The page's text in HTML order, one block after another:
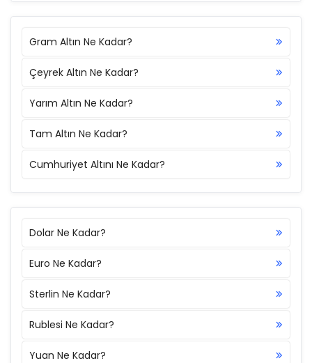
Gram Altın Ne Kadar?
Çeyrek Altın Ne Kadar?
Yarım Altın Ne Kadar?
Tam Altın Ne Kadar?
Cumhuriyet Altını Ne Kadar?
Dolar Ne Kadar?
Euro Ne Kadar?
Sterlin Ne Kadar?
Rublesi Ne Kadar?
Yuan Ne Kadar?